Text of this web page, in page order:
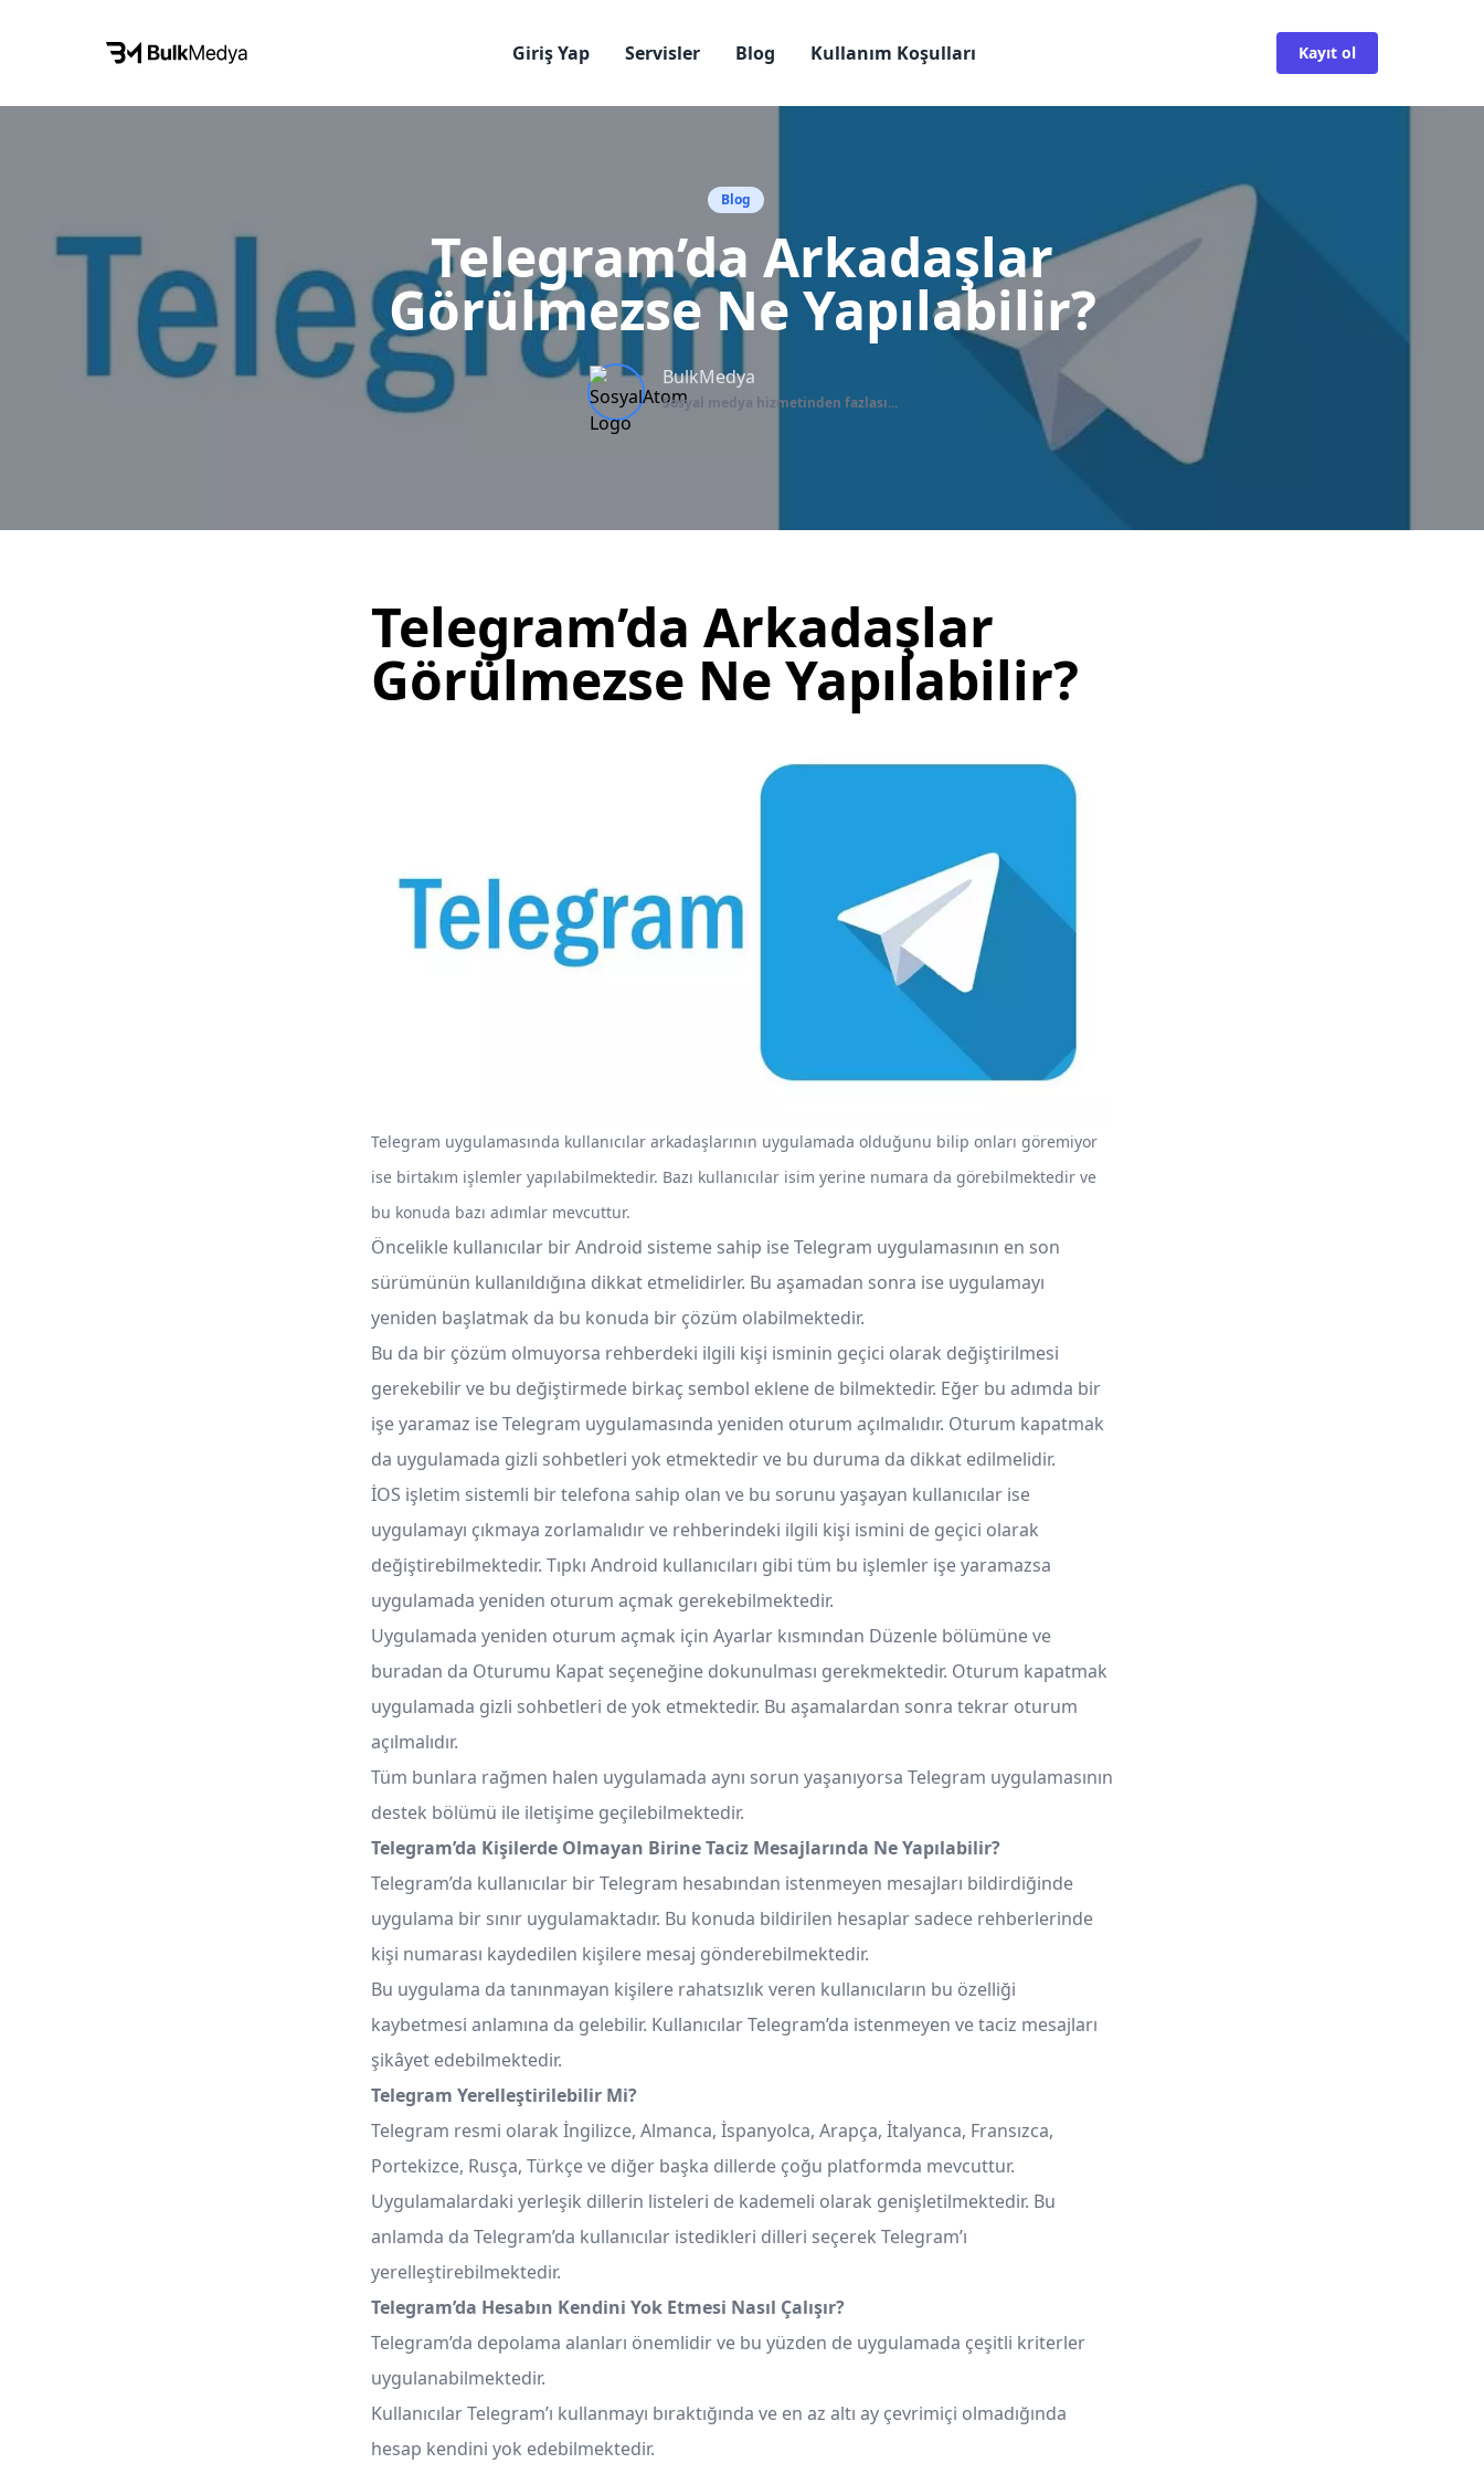
Giriş Yap Servisler Blog Kullanım Koşulları Kayıt ol
Blog
Telegram’da Arkadaşlar
Görülmezse Ne Yapılabilir?
BulkMedya
Sosyal medya hizmetinden fazlası...
Telegram’da Arkadaşlar
Görülmezse Ne Yapılabilir?
Telegram uygulamasında kullanıcılar arkadaşlarının uygulamada olduğunu bilip onları göremiyor
ise birtakım işlemler yapılabilmektedir. Bazı kullanıcılar isim yerine numara da görebilmektedir ve
bu konuda bazı adımlar mevcuttur.
Öncelikle kullanıcılar bir Android sisteme sahip ise Telegram uygulamasının en son
sürümünün kullanıldığına dikkat etmelidirler. Bu aşamadan sonra ise uygulamayı
yeniden başlatmak da bu konuda bir çözüm olabilmektedir.
Bu da bir çözüm olmuyorsa rehberdeki ilgili kişi isminin geçici olarak değiştirilmesi
gerekebilir ve bu değiştirmede birkaç sembol eklene de bilmektedir. Eğer bu adımda bir
işe yaramaz ise Telegram uygulamasında yeniden oturum açılmalıdır. Oturum kapatmak
da uygulamada gizli sohbetleri yok etmektedir ve bu duruma da dikkat edilmelidir.
İOS işletim sistemli bir telefona sahip olan ve bu sorunu yaşayan kullanıcılar ise
uygulamayı çıkmaya zorlamalıdır ve rehberindeki ilgili kişi ismini de geçici olarak
değiştirebilmektedir. Tıpkı Android kullanıcıları gibi tüm bu işlemler işe yaramazsa
uygulamada yeniden oturum açmak gerekebilmektedir.
Uygulamada yeniden oturum açmak için Ayarlar kısmından Düzenle bölümüne ve
buradan da Oturumu Kapat seçeneğine dokunulması gerekmektedir. Oturum kapatmak
uygulamada gizli sohbetleri de yok etmektedir. Bu aşamalardan sonra tekrar oturum
açılmalıdır.
Tüm bunlara rağmen halen uygulamada aynı sorun yaşanıyorsa Telegram uygulamasının
destek bölümü ile iletişime geçilebilmektedir.
Telegram’da Kişilerde Olmayan Birine Taciz Mesajlarında Ne Yapılabilir?
Telegram’da kullanıcılar bir Telegram hesabından istenmeyen mesajları bildirdiğinde
uygulama bir sınır uygulamaktadır. Bu konuda bildirilen hesaplar sadece rehberlerinde
kişi numarası kaydedilen kişilere mesaj gönderebilmektedir.
Bu uygulama da tanınmayan kişilere rahatsızlık veren kullanıcıların bu özelliği
kaybetmesi anlamına da gelebilir. Kullanıcılar Telegram’da istenmeyen ve taciz mesajları
şikâyet edebilmektedir.
Telegram Yerelleştirilebilir Mi?
Telegram resmi olarak İngilizce, Almanca, İspanyolca, Arapça, İtalyanca, Fransızca,
Portekizce, Rusça, Türkçe ve diğer başka dillerde çoğu platformda mevcuttur.
Uygulamalardaki yerleşik dillerin listeleri de kademeli olarak genişletilmektedir. Bu
anlamda da Telegram’da kullanıcılar istedikleri dilleri seçerek Telegram’ı
yerelleştirebilmektedir.
Telegram’da Hesabın Kendini Yok Etmesi Nasıl Çalışır?
Telegram’da depolama alanları önemlidir ve bu yüzden de uygulamada çeşitli kriterler
uygulanabilmektedir.
Kullanıcılar Telegram’ı kullanmayı bıraktığında ve en az altı ay çevrimiçi olmadığında
hesap kendini yok edebilmektedir.